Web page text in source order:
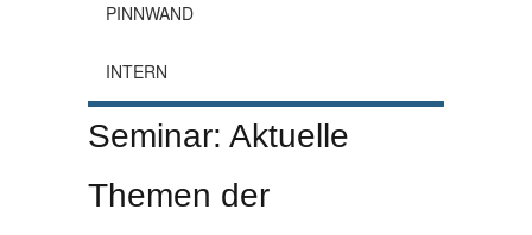
PINNWAND
INTERN
Seminar: Aktuelle
Themen der